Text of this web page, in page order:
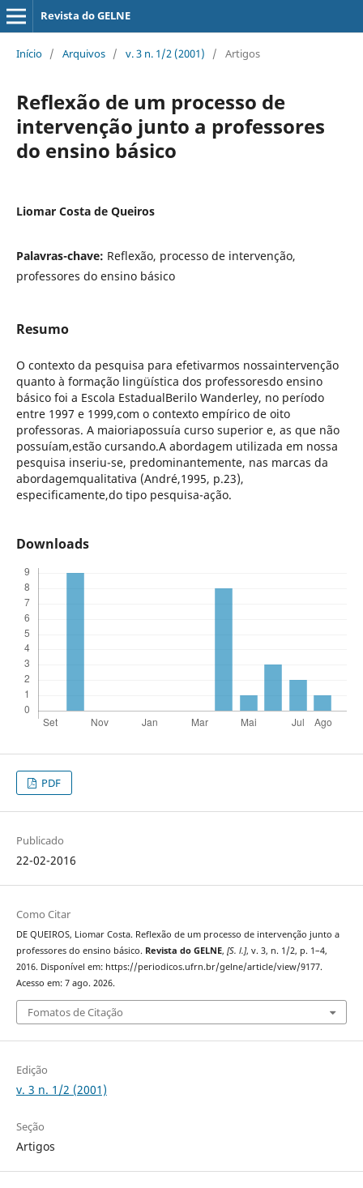
Revista do GELNE
Início / Arquivos / v. 3 n. 1/2 (2001) / Artigos
Reflexão de um processo de
intervenção junto a professores
do ensino básico
Liomar Costa de Queiros
Palavras-chave: Reflexão, processo de intervenção,
professores do ensino básico
Resumo
O contexto da pesquisa para efetivarmos nossaintervenção
quanto à formação lingüística dos professoresdo ensino
básico foi a Escola EstadualBerilo Wanderley, no período
entre 1997 e 1999,com o contexto empírico de oito
professoras. A maioriapossuía curso superior e, as que não
possuíam,estão cursando.A abordagem utilizada em nossa
pesquisa inseriu-se, predominantemente, nas marcas da
abordagemqualitativa (André,1995, p.23),
especificamente,do tipo pesquisa-ação.
Downloads
PDF
Publicado
22-02-2016
Como Citar
DE QUEIROS, Liomar Costa. Reflexão de um processo de intervenção junto a
professores do ensino básico. Revista do GELNE, [S. l.], v. 3, n. 1/2, p. 1–4,
2016. Disponível em: https://periodicos.ufrn.br/gelne/article/view/9177.
Acesso em: 7 ago. 2026.
Fomatos de Citação
Edição
v. 3 n. 1/2 (2001)
Seção
Artigos